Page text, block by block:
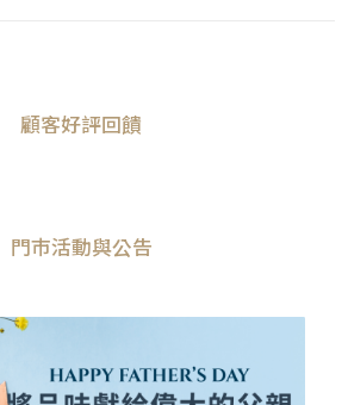
顧客好評回饋
門巿活動與公告